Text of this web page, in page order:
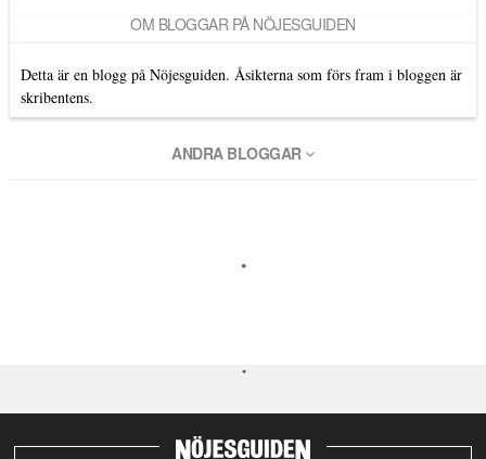
OM BLOGGAR PÅ NÖJESGUIDEN
Detta är en blogg på Nöjesguiden. Åsikterna som förs fram i bloggen är
skribentens.
ANDRA BLOGGAR